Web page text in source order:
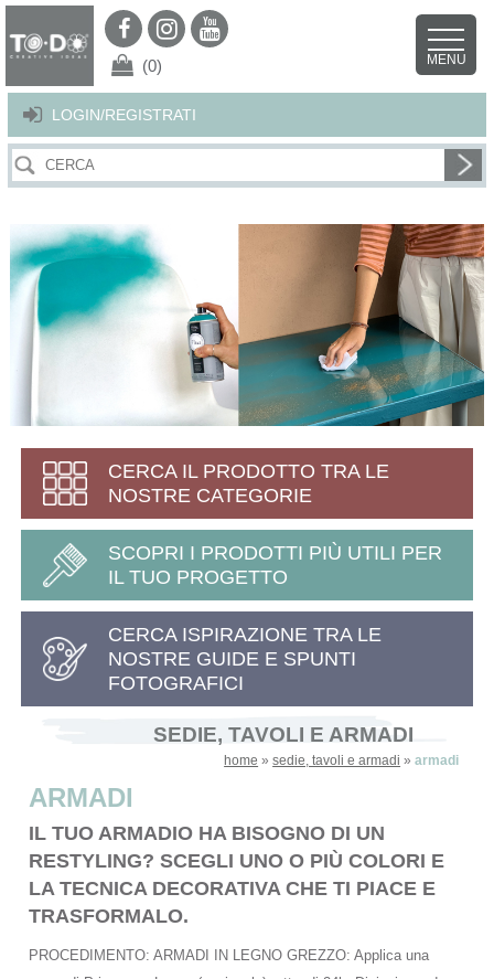
Per offrirti il miglior servizio possibile questo sito utilizza i cookies.
Continuando la navigazione nel sito autorizzi l’uso dei cookies. Per ulteriori
LOGIN/REGISTRATI
(0) MENU
CERCA IL PRODOTTO TRA LE
NOSTRE CATEGORIE
SCOPRI I PRODOTTI PIÙ UTILI PER
IL TUO PROGETTO
CERCA ISPIRAZIONE TRA LE
NOSTRE GUIDE E SPUNTI
FOTOGRAFICI
SEDIE, TAVOLI E ARMADI
home »sedie, tavoli e armadi »armadi
ARMADI
IL TUO ARMADIO HA BISOGNO DI UN
RESTYLING? SCEGLI UNO O PIÙ COLORI E
LA TECNICA DECORATIVA CHE TI PIACE E
TRASFORMALO.
PROCEDIMENTO: ARMADI IN LEGNO GREZZO: Applica una